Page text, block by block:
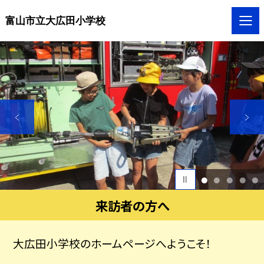
富山市立大広田小学校
1 2 3 4 5
来訪者の方へ
大広田小学校のホームページへようこそ！